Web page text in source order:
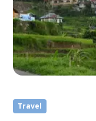
Travel